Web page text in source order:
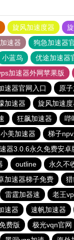
旋风加速度器
速器
狗急加速器
小蓝鸟 优途加速器
加速器外网苹果版
速器官网入口
原
加速器 旋风加速度
狂飙加速器 哔
小美加速器
梯子
器3.0.6永久免费安卓
outline
永久不
加速器梯子免费
雷霆加器速 老王
速器 速帆加速器
费版
极光vqn官网